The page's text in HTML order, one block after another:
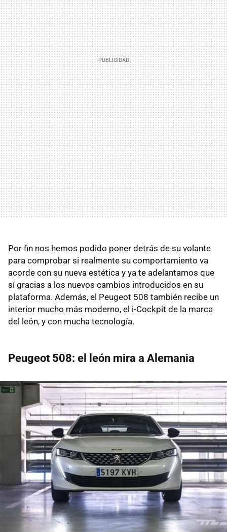
Por fin nos hemos podido poner detrás de su volante
para comprobar si realmente su comportamiento va
acorde con su nueva estética y ya te adelantamos que
sí gracias a los nuevos cambios introducidos en su
plataforma. Además, el Peugeot 508 también recibe un
interior mucho más moderno, el i-Cockpit de la marca
del león, y con mucha tecnología.
Peugeot 508: el león mira a Alemania